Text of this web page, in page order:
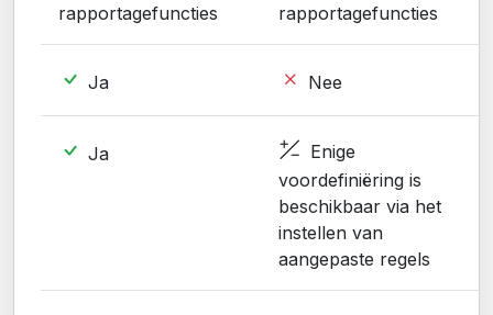
rapportagefuncties
rapportagefuncties
Ja Nee
Ja
Enige
voordefiniëring is
beschikbaar via het
instellen van
aangepaste regels